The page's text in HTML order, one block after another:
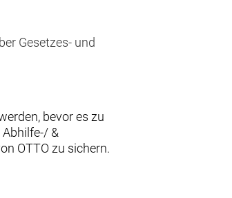
Gesetzes- und
bevor es zu
&
OTTO zu sichern.